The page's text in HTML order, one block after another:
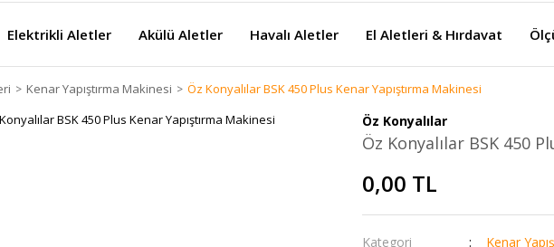
Elektrikli Aletler Akülü Aletler Havalı Aletler El Aletleri & Hırdavat
Kenar Yapıştırma Makinesi Öz Konyalılar BSK 450 Plus Kenar Yapıştırma Makinesi
Öz Konyalılar
Öz Konyalılar BSK 450
0,00 TL
Kategori Kenar